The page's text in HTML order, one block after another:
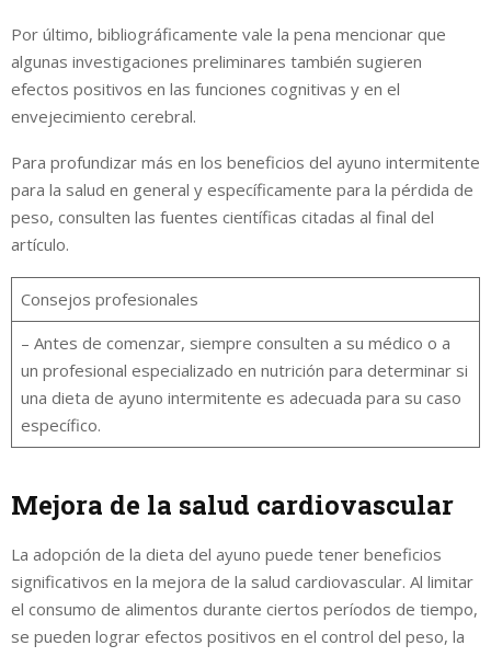
Por último, bibliográficamente vale la pena mencionar que
algunas investigaciones preliminares también sugieren
efectos positivos en las funciones cognitivas y en el
envejecimiento cerebral.
Para profundizar más en los beneficios del ayuno intermitente
para la salud en general y específicamente para la pérdida de
peso, consulten las fuentes científicas citadas al final del
artículo.
Consejos profesionales
– Antes de comenzar, siempre consulten a su médico o a
un profesional especializado en nutrición para determinar si
una dieta de ayuno intermitente es adecuada para su caso
específico.
Mejora de la salud cardiovascular
La adopción de la dieta del ayuno puede tener beneficios
significativos en la mejora de la salud cardiovascular. Al limitar
el consumo de alimentos durante ciertos períodos de tiempo,
se pueden lograr efectos positivos en el control del peso, la